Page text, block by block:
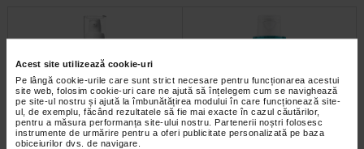
Acest site utilizează cookie-uri
Pe lângă cookie-urile care sunt strict necesare pentru funcționarea acestui
site web, folosim cookie-uri care ne ajută să înțelegem cum se navighează
pe site-ul nostru și ajută la îmbunătățirea modului în care funcționează site-
ul, de exemplu, făcând rezultatele să fie mai exacte în cazul căutărilor,
pentru a măsura performanța site-ului nostru. Partenerii noștri folosesc
instrumente de urmărire pentru a oferi publicitate personalizată pe baza
obiceiurilor dvs. de navigare.
Avene Cleanance Women
AVENE Cleanance gel de